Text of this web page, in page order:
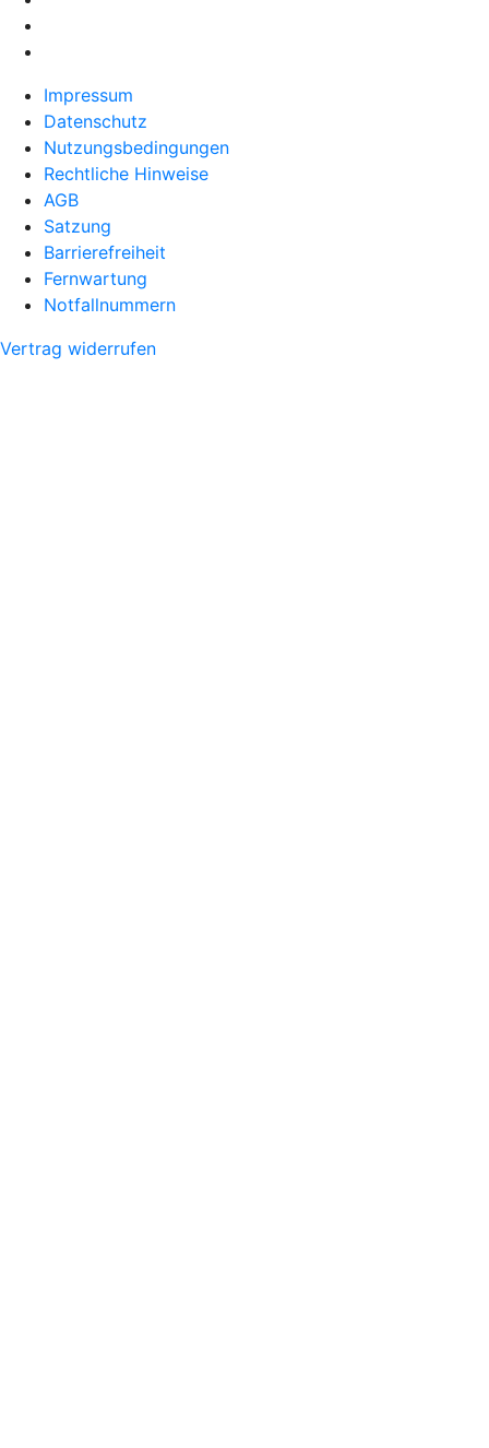
Impressum
Datenschutz
Nutzungsbedingungen
Rechtliche Hinweise
AGB
Satzung
Barrierefreiheit
Fernwartung
Notfallnummern
Vertrag widerrufen